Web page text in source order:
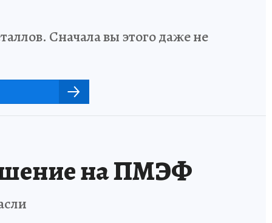
Сначала вы этого даже не
на ПМЭФ